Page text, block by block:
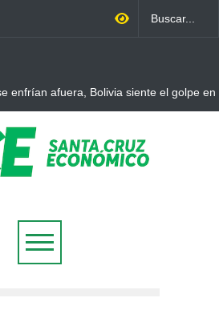
enfrían afuera, Bolivia siente el golpe en